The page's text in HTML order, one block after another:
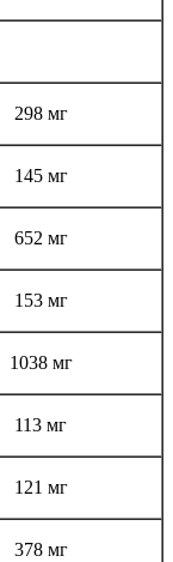
298 мг
145 мг
652 мг
153 мг
1038 мг
113 мг
121 мг
378 мг